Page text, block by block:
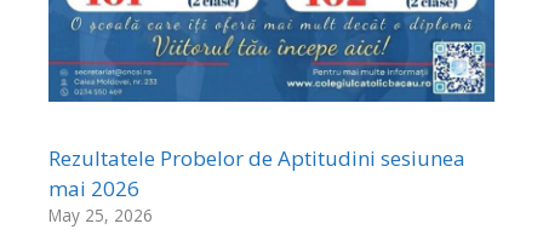
Rezultatele Probelor de Aptitudini sesiunea
mai 2026
May 25, 2026